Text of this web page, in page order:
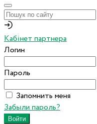
Кабінет партнера
Логин
Пароль
Запомнить меня
Забыли пароль?